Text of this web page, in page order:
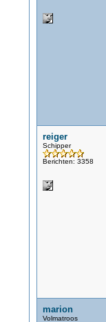
reiger
Schipper
Berichten: 3358
marion
Volmatroos